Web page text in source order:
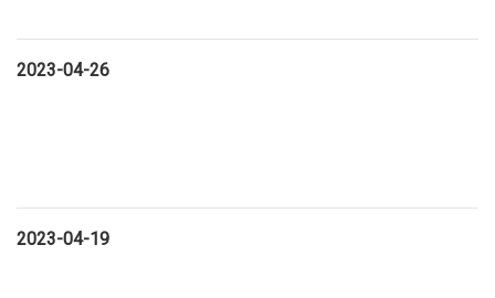
2023-04-26
2023-04-19